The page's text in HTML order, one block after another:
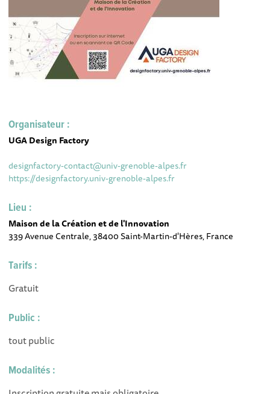
Organisateur :
UGA Design Factory
designfactory-contact@univ-grenoble-alpes.fr
https://designfactory.univ-grenoble-alpes.fr
Lieu :
Maison de la Création et de l'Innovation
339 Avenue Centrale, 38400 Saint-Martin-d'Hères, France
Tarifs :
Gratuit
Public :
tout public
Modalités :